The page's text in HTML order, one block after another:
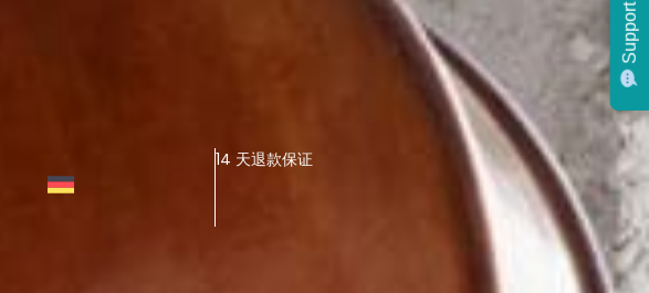
14 天退款保证
Support
Support